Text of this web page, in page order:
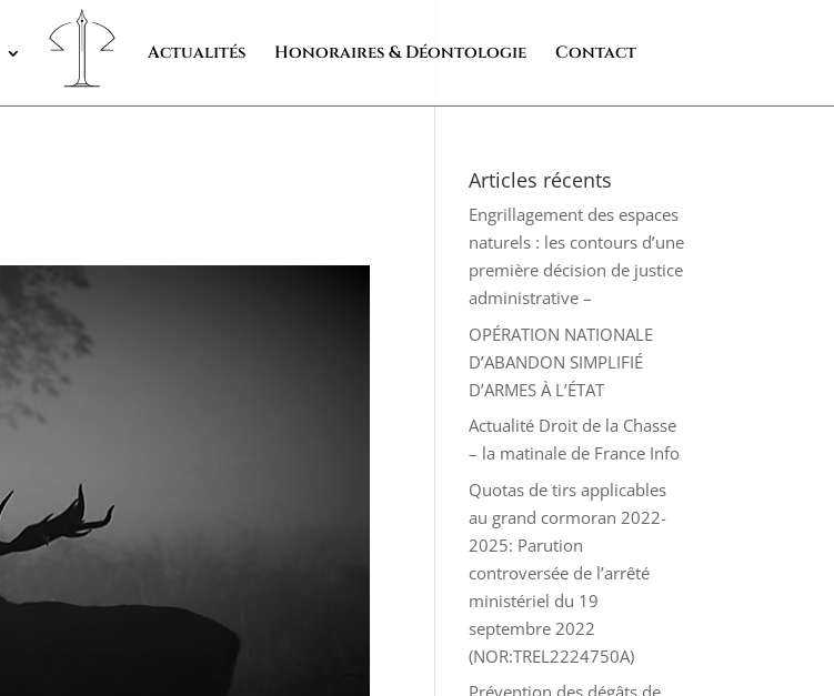
Actualités Honoraires & Déontologie Contact
Articles récents
Engrillagement des espaces
naturels : les contours d’une
première décision de justice
administrative –
OPÉRATION NATIONALE
D’ABANDON SIMPLIFIÉ
D’ARMES À L’ÉTAT
Actualité Droit de la Chasse
– la matinale de France Info
Quotas de tirs applicables
au grand cormoran 2022-
2025: Parution
controversée de l’arrêté
ministériel du 19
septembre 2022
(NOR:TREL2224750A)
Prévention des dégâts de